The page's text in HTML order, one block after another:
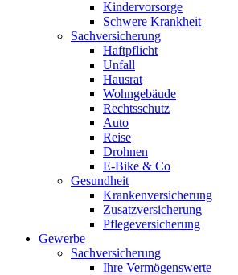
Kindervorsorge
Schwere Krankheit
Sachversicherung
Haftpflicht
Unfall
Hausrat
Wohngebäude
Rechtsschutz
Auto
Reise
Drohnen
E-Bike & Co
Gesundheit
Krankenversicherung
Zusatzversicherung
Pflegeversicherung
Gewerbe
Sachversicherung
Ihre Vermögenswerte